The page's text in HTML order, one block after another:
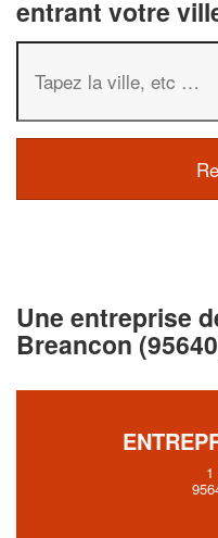
entrant votre
Une entreprise
Breancon
1